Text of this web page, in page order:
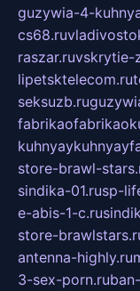
guzywia-4-
cs68.ru
raszar.ruvskrytie-
lipetsktelecom.ru
seksuzb.ru
store-brawl-
sindika-01.rusp-
e-abis-1-c.ru
store-
antenna-highly.ru
3-sex-porn.ru